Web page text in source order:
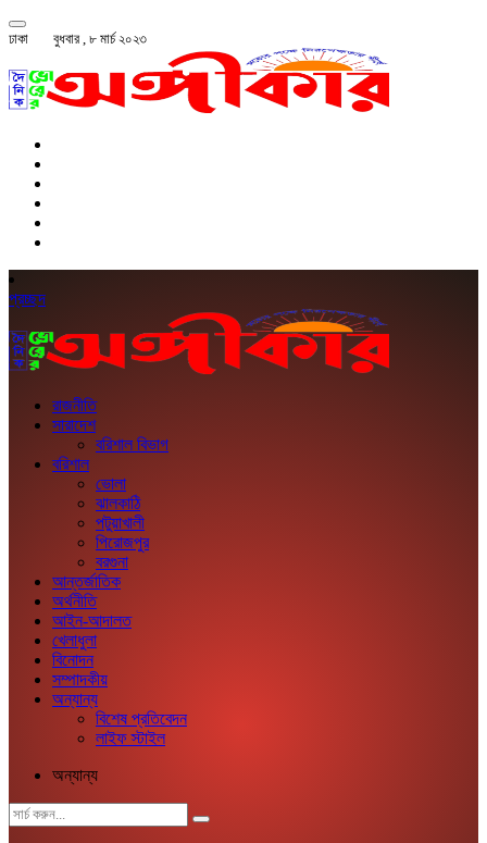
ঢাকা বুধবার , ৮ মার্চ ২০২৩
প্রচ্ছদ
রাজনীতি
সারাদেশ
বরিশাল বিভাগ
বরিশাল
ভোলা
ঝালকাঠি
পটুয়াখালী
পিরোজপুর
বরগুনা
আন্তর্জাতিক
অর্থনীতি
আইন-আদালত
খেলাধুলা
বিনোদন
সম্পাদকীয়
অন্যান্য
বিশেষ প্রতিবেদন
লাইফ স্টাইল
অন্যান্য